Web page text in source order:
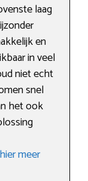
laag
en
in veel
niet echt
snel
het ook
meer